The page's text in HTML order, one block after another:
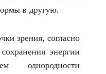
в другую.
зрения, согласно
энергии
однородности